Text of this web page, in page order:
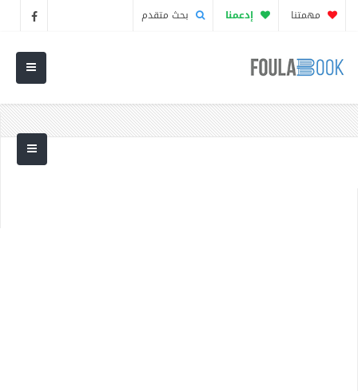
مهمتنا إدعمنا بحث متقدم